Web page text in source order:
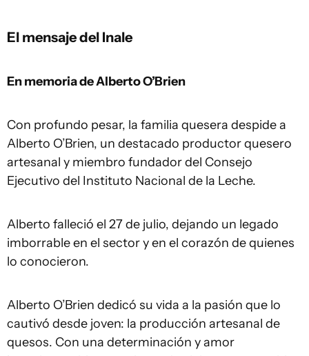
El mensaje del Inale
En memoria de Alberto O’Brien
Con profundo pesar, la familia quesera despide a
Alberto O’Brien, un destacado productor quesero
artesanal y miembro fundador del Consejo
Ejecutivo del Instituto Nacional de la Leche.
Alberto falleció el 27 de julio, dejando un legado
imborrable en el sector y en el corazón de quienes
lo conocieron.
Alberto O’Brien dedicó su vida a la pasión que lo
cautivó desde joven: la producción artesanal de
quesos. Con una determinación y amor